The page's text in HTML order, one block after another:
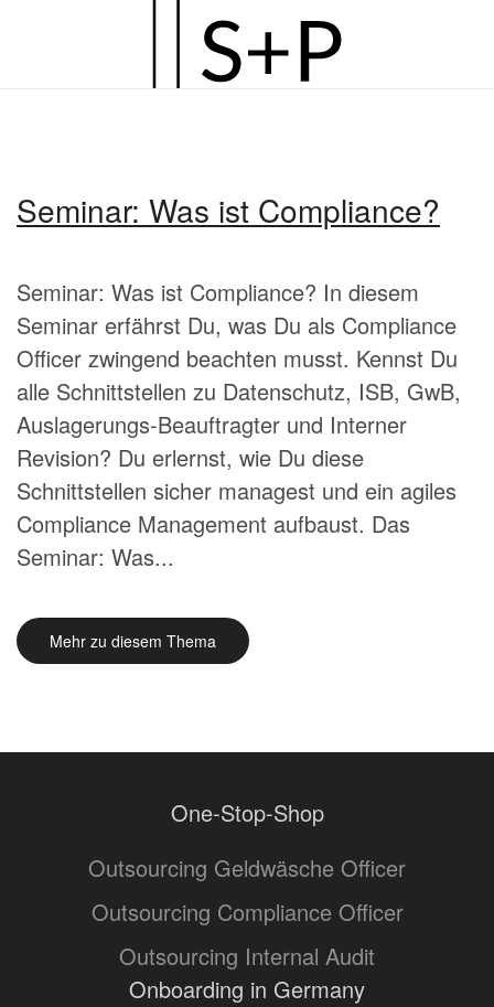
Hauptinhalt
Seminar: Was ist Compliance?
Seminar: Was ist Compliance? In diesem
Seminar erfährst Du, was Du als Compliance
Officer zwingend beachten musst. Kennst Du
alle Schnittstellen zu Datenschutz, ISB, GwB,
Auslagerungs-Beauftragter und Interner
Revision? Du erlernst, wie Du diese
Schnittstellen sicher managest und ein agiles
Compliance Management aufbaust. Das
Seminar: Was...
Mehr zu diesem Thema
One-Stop-Shop
Outsourcing Geldwäsche Officer
Outsourcing Compliance Officer
Outsourcing Internal Audit
Onboarding in Germany